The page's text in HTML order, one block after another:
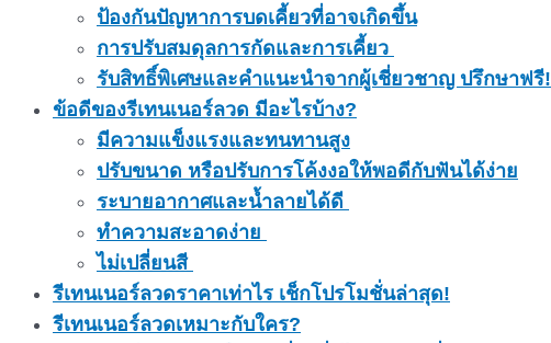
ป้องกันปัญหาการบดเคี้ยวที่อาจเกิดขึ้น
การปรับสมดุลการกัดและการเคี้ยว
รับสิทธิ์พิเศษและคำแนะนำจากผู้เชี่ยวชาญ ปรึกษาฟรี!
ข้อดีของรีเทนเนอร์ลวด มีอะไรบ้าง?
มีความแข็งแรงและทนทานสูง
ปรับขนาด หรือปรับการโค้งงอให้พอดีกับฟันได้ง่าย
ระบายอากาศและน้ำลายได้ดี
ทำความสะอาดง่าย
ไม่เปลี่ยนสี
รีเทนเนอร์ลวดราคาเท่าไร เช็กโปรโมชั่นล่าสุด!
รีเทนเนอร์ลวดเหมาะกับใคร?